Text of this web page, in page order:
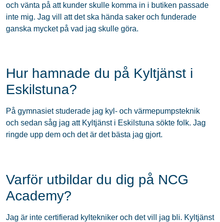
och vänta på att kunder skulle komma in i butiken passade
inte mig. Jag vill att det ska hända saker och funderade
ganska mycket på vad jag skulle göra.
Hur hamnade du på Kyltjänst i
Eskilstuna?
På gymnasiet studerade jag kyl- och värmepumpsteknik
och sedan såg jag att Kyltjänst i Eskilstuna sökte folk. Jag
ringde upp dem och det är det bästa jag gjort.
Varför utbildar du dig på NCG
Academy?
Jag är inte certifierad kyltekniker och det vill jag bli. Kyltjänst